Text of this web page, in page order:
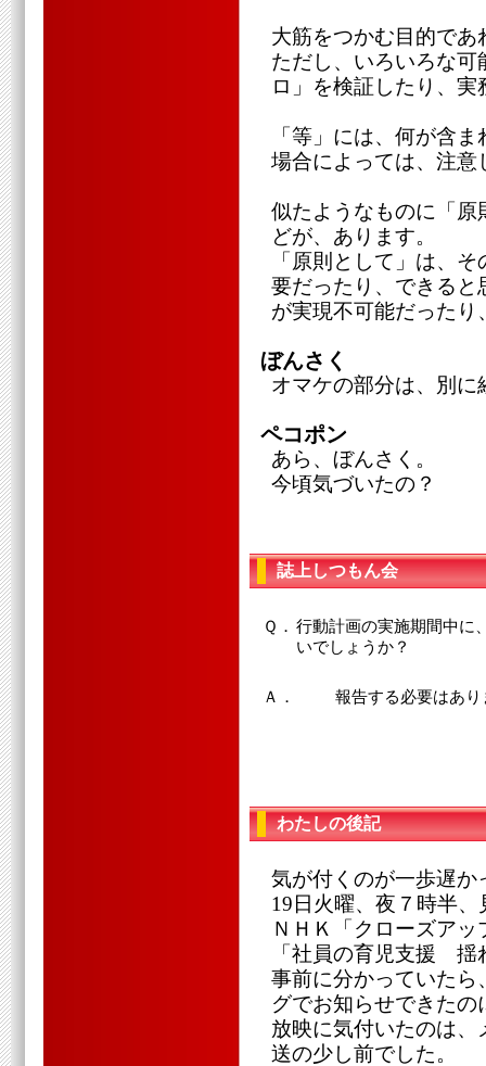
大筋をつかむ目的で
ただし、いろいろな
ロ」を検証したり、
「等」には、何が含
場合によっては、注意
似たようなものに「原
どが、あります。
「原則として」は、
要だったり、できると
が実現不可能だった
ぼんさく
オマケの部分は、別
ペコポン
あら、ぼんさく。
今頃気づいたの？
誌上しつもん会
Ｑ． 行動計画の実施期間中に
いでしょうか？
Ａ． 報告する必要はあり
わたしの後記
気が付くのが一歩遅か
19日火曜、夜７時半、
ＮＨＫ「クローズアッ
「社員の育児支援 揺
事前に分かっていたら
グでお知らせできたの
放映に気付いたのは
送の少し前でした。